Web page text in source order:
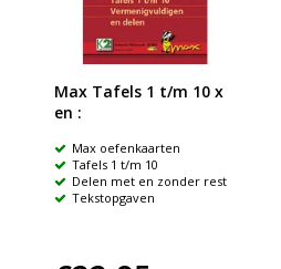
Max Tafels 1 t/m 10 x
en :
Max oefenkaarten
Tafels 1 t/m 10
Delen met en zonder rest
Tekstopgaven